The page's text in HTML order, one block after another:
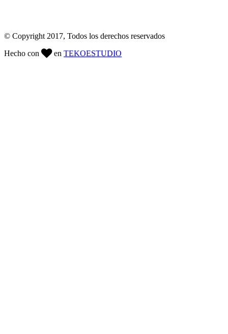
© Copyright 2017, Todos los derechos reservados
Hecho con
en TEKOESTUDIO